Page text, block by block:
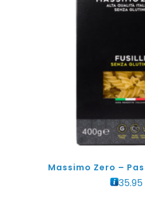
Massimo Zero –
35.95